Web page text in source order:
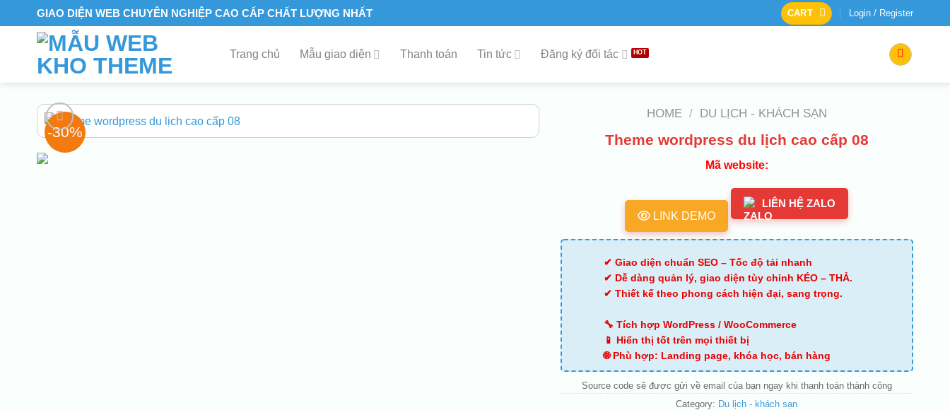
to
GIAO DIỆN WEB CHUYÊN NGHIỆP CAO CẤP CHẤT LƯỢNG NHẤT CART Login / Register
Trang chủ Mẫu giao diện Thanh toán Tin tức Đăng ký đối tác
-30%
HOME / DU LỊCH - KHÁCH SẠN
Theme wordpress du lịch cao cấp 08
Mã website:
LINK DEMO
LIÊN HỆ ZALO
✔ Giao diện chuẩn SEO – Tốc độ tải nhanh
✔ Dễ dàng quản lý, giao diện tùy chỉnh KÉO – THẢ.
✔ Thiết kế theo phong cách hiện đại, sang trọng.
🔧 Tích hợp WordPress / WooCommerce
📱 Hiển thị tốt trên mọi thiết bị
🌐 Phù hợp: Landing page, khóa học, bán hàng
Source code sẽ được gửi về email của bạn ngay khi thanh toán thành công
Category: Du lịch - khách sạn